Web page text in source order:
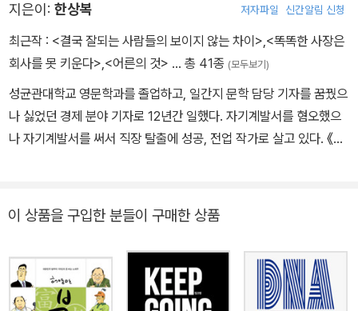
지은이: 한상복 저자파일 신간알림 신청
최근작 : <결국 잘되는 사람들의 보이지 않는 차이>,<똑똑한 사장은
회사를 못 키운다>,<어른의 것> … 총 41종 (모두보기)
성균관대학교 영문학과를 졸업하고, 일간지 문학 담당 기자를 꿈꿨으
나 싫었던 경제 분야 기자로 12년간 일했다. 자기계발서를 혐오했으
나 자기계발서를 써서 직장 탈출에 성공, 전업 작가로 살고 있다. 《배
해의 책’으로 뽑히기도 했다.
이 상품을 구입한 분들이 구매한 상품